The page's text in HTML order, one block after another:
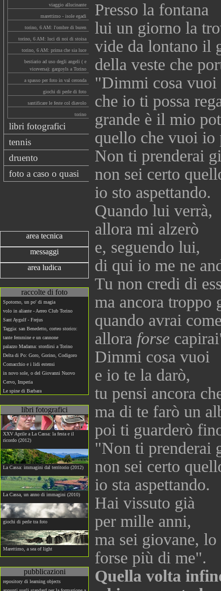
viaggio allucinante
marettimo - isole egadi
torino, 6 AM: l'ombre di buren
torino, 6 AM: luci di noi di stoisa
torino, 6 AM: prima che sia luce
bestiario ad uso degli angeli ( e
viceversa): gargoyls a Torino
a spasso per foto in val ceronda
giochi di perle di foto
santificare le feste col diavolo
torino
libri fotografici
tennis
druento
foto a caso o quasi
area tecnica
messaggi
area ludica
raccolte di foto
Spotorno, un po' di magia
volo in aliante - Aereo Club Torino
Sant Aygulf - Frejus
Taggia: san Benedetto, corteo storico:
tante femmine e un cannone
palazzo Madama: stordirsi a Torino
Delta di Po: Goro, Gorino, Codigoro
Comacchio e i lidi estensi
in novo sole, o del Giovanni Nuovo
Cervo, Imperia
Le spine di Barbara
libri fotografici
XXV Aprile a La Cassa: la festa e il
ricordo (2012)
La Cassa: immagini dal territorio (2012)
La Cassa, un anno di immagini (2010)
giochi di perle tra foto
Marettimo, a sea of light
pubblicazioni
repository di learning objects
Presso la fontana
lui un giorno la
vide da lontano il
della veste che
"Dimmi cosa vuoi
che io ti possa
grande è il mio
quello che vuoi io
Non ti prenderai
non sei certo
io sto aspettando.
Quando lui verrà,
allora mi alzerò
e, seguendo lui,
di qui io me ne
Tu non credi di
ma ancora troppo
quando avrai
allora forse
Dimmi cosa vuoi
e io te la darò,
tu pensi ancora
ma di te farò un
poi ti guarderò
"Non ti prenderai
non sei certo
io sta aspettando.
Hai vissuto già
per mille anni,
ma sei giovane, lo
forse più di me".
Quella volta